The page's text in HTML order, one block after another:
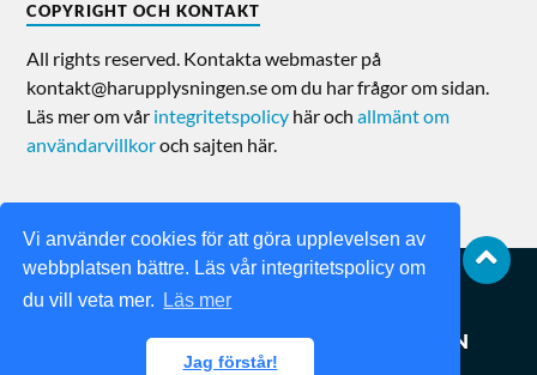
Vi använder cookies för att göra upplevelsen av
webbplatsen bättre. Läs vår integritetspolicy om
du vill veta mer.
Läs mer
Jag förstår!
COPYRIGHT OCH KONTAKT
All rights reserved. Kontakta webmaster på
kontakt@harupplysningen.se om du har frågor om sidan.
Läs mer om vår integritetspolicy här ochallmänt om
användarvillkoroch sajten här.
© 2026HÅRUPPLYSNINGEN